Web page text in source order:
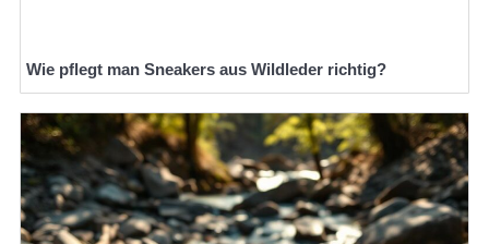
Wie pflegt man Sneakers aus Wildleder richtig?